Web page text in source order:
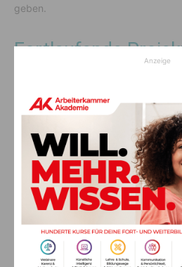
geben.
Fortlaufende
Das Projekt des Hilfspersonals wird
Hilfskräfte in Pflegeheimen
und den Gemeinden. Digitale
vorangetrieben, um die
Gemeinsame
Pflege sei ein komplexes Thema, so
für jeden Menschen die passende
sicherzustellen, dass sie weiterhin
Leben teilnehmen können.
Anzeige